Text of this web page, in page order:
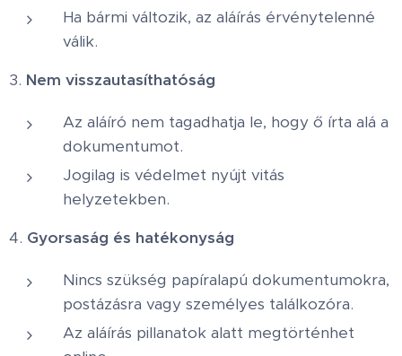
Ha bármi változik, az aláírás érvénytelenné
válik.
3. Nem visszautasíthatóság
Az aláíró nem tagadhatja le, hogy ő írta alá a
dokumentumot.
Jogilag is védelmet nyújt vitás
helyzetekben.
4. Gyorsaság és hatékonyság
Nincs szükség papíralapú dokumentumokra,
postázásra vagy személyes találkozóra.
Az aláírás pillanatok alatt megtörténhet